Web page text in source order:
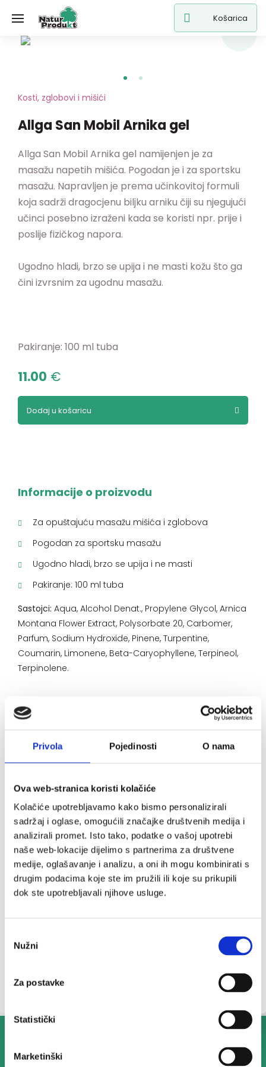
Privola Pojedinosti O nama
Ova web-stranica koristi kolačiće
Kolačiće upotrebljavamo kako bismo personalizirali
sadržaj i oglase, omogućili značajke društvenih medija i
analizirali promet. Isto tako, podatke o vašoj upotrebi
naše web-lokacije dijelimo s partnerima za društvene
medije, oglašavanje i analizu, a oni ih mogu kombinirati s
drugim podacima koje ste im pružili ili koje su prikupili
dok ste upotrebljavali njihove usluge.
pristanka
Nužni
Za postavke
Statistički
Marketinški
Košarica
Kosti, zglobovi i mišići
Allga San Mobil Arnika gel
Allga San Mobil Arnika gel namijenjen je za
masažu napetih mišića. Pogodan je i za sportsku
masažu. Napravljen je prema učinkovitoj formuli
koja sadrži dragocjenu biljku arniku čiji su njegujući
učinci posebno izraženi kada se koristi npr. prije i
poslije fizičkog napora.
Ugodno hladi, brzo se upija i ne masti kožu što ga
čini izvrsnim za ugodnu masažu.
Pakiranje: 100 ml tuba
11.00 €
Dodaj u košaricu
Informacije o proizvodu
Za opuštajuću masažu mišića i zglobova
Pogodan za sportsku masažu
Ugodno hladi, brzo se upija i ne masti
Pakiranje: 100 ml tuba
Sastojci: Aqua, Alcohol Denat., Propylene Glycol, Arnica
Montana Flower Extract, Polysorbate 20, Carbomer,
Parfum, Sodium Hydroxide, Pinene, Turpentine,
Coumarin, Limonene, Beta-Caryophyllene, Terpineol,
Terpinolene.
Način uporabe:
zahvaćeno područje i lagano umasirati.
Pogodan za sportsku masažu. Čuvati na temp.
Upozorenje:
Samo za vanjsku primjenz. Ne nanositi na
ozlijeđenu kožu. Izbjegavati dodir s očima i
djece.